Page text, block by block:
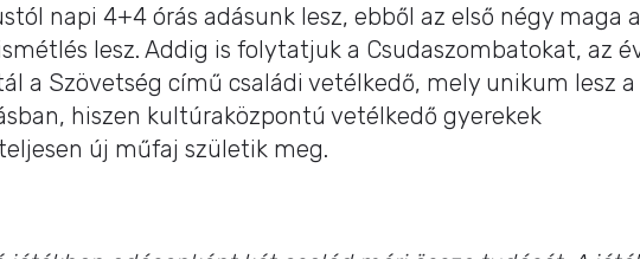
napi 4+4 órás adásunk lesz, ebből az első négy maga a
lesz. Addig is folytatjuk a Csudaszombatokat, az
a Szövetség című családi vetélkedő, mely unikum lesz a
hiszen kultúraközpontú vetélkedő gyerekek
új műfaj születik meg.